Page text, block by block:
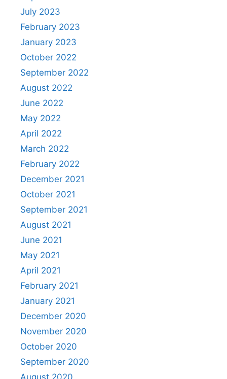
July 2023
February 2023
January 2023
October 2022
September 2022
August 2022
June 2022
May 2022
April 2022
March 2022
February 2022
December 2021
October 2021
September 2021
August 2021
June 2021
May 2021
April 2021
February 2021
January 2021
December 2020
November 2020
October 2020
September 2020